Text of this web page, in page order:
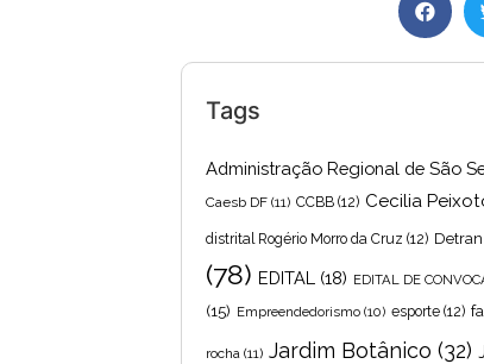
Tags
Administração Regional de São
Caesb DF (11) CCBB (12) Cecilia
distrital Rogério Morro da Cruz (12) Detran
(78) EDITAL (18) EDITAL DE
(15) Empreendedorismo (10) esporte (12)
rocha (11) Jardim Botânico (32)